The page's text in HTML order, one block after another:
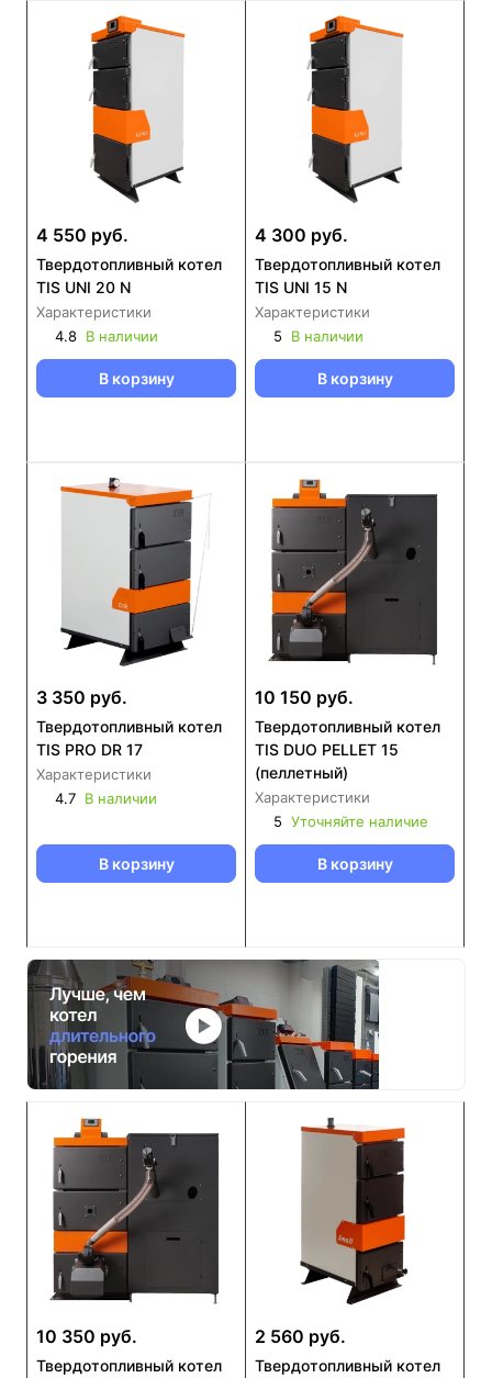
4 550 руб.
Твердотопливный котел
TIS UNI 20 N
Характеристики
4.8 В наличии
В корзину
4 300 руб.
Твердотопливный котел
TIS UNI 15 N
Характеристики
5
В наличии
В корзину
3 350 руб.
Твердотопливный котел
TIS PRO DR 17
Характеристики
4.7 В наличии
В корзину
10 150 руб.
Твердотопливный котел
TIS DUO PELLET 15
(пеллетный)
Характеристики
5 Уточняйте наличие
В корзину
10 350 руб.
Твердотопливный котел
2 560 руб.
Твердотопливный котел